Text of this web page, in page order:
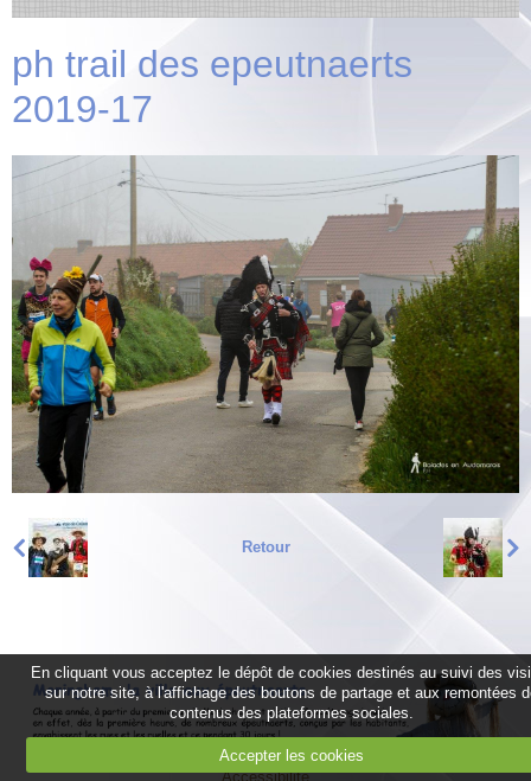
ph trail des epeutnaerts
2019-17
Retour
Accessibilité
En cliquant vous acceptez le dépôt de cookies destinés au suivi des
sur notre site, à l'affichage des boutons de partage et aux remontées
contenus des plateformes sociales.
Accepter les cookies